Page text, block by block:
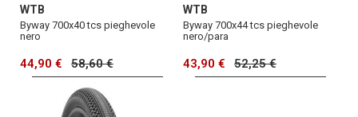
WTB
Byway 700x40 tcs pieghevole
nero
44,90 € 58,60 €
WTB
Byway 700x44 tcs pieghevole
nero/para
43,90 € 52,25 €